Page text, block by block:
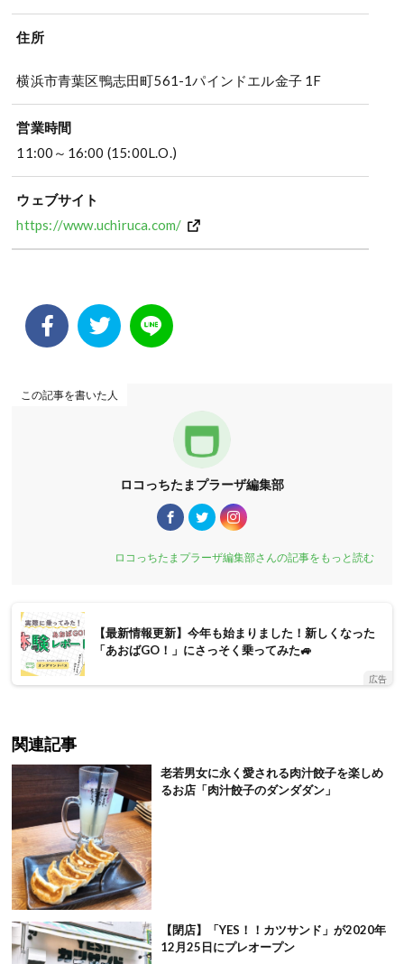
住所
横浜市青葉区鴨志田町561-1パインドエル金子 1F
営業時間
11:00～16:00 (15:00L.O.)
ウェブサイト
https://www.uchiruca.com/
この記事を書いた人
ロコっちたまプラーザ編集部
ロコっちたまプラーザ編集部さんの記事をもっと読む
【最新情報更新】今年も始まりました！新しくなった
「あおばGO！」にさっそく乗ってみた🚙
広告
関連記事
老若男女に永く愛される肉汁餃子を楽しめ
るお店「肉汁餃子のダンダダン」
【閉店】「YES！！カツサンド」が2020年
12月25日にプレオープン